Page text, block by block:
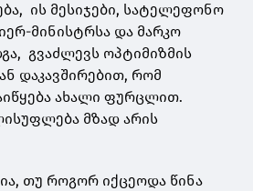
ის მესიჯები, სატელეფონო
მინისტრსა და მარკო
გვაძლევს ოპტიმიზმის
დაკავშირებით, რომ
ახალი ფურცლით.
მზად არის
თუ როგორ იქცეოდა წინა